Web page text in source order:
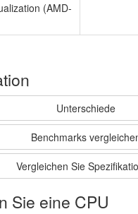
(AMD-
Unterschiede
Benchmarks
Vergleichen Sie
Sie eine CPU